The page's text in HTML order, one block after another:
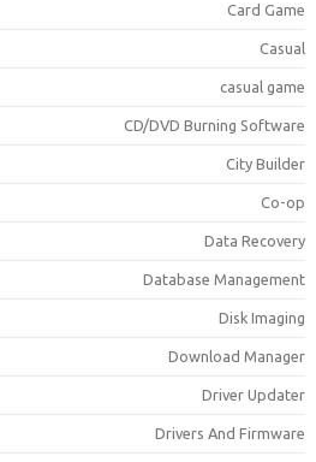
Card
casual
CD/DVD Burning
City
Co-
Data
Database
Disk
Download
Driver
Drivers And